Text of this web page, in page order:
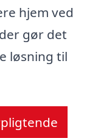
hjem ved
gør det
løsning til